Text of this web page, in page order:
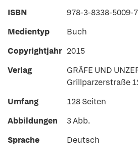
ISBN
978-3-8338-5009-7
Medientyp
Buch
Copyrightjahr 2015
Verlag
GRÄFE UND
Grillparzerstraße
Umfang
128 Seiten
Abbildungen
3 Abb.
Sprache
Deutsch